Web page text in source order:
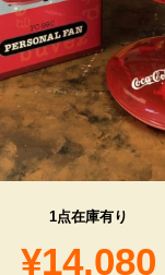
コカコーラ・グッ
カンパニー・グッ
キャラクター・グッ
1点在庫有り
¥14,080